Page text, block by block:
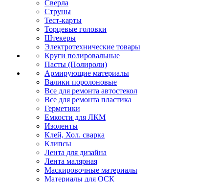
Сверла
Струны
Тест-карты
Торцевые головки
Штекеры
Электротехнические товары
Круги полировальные
Пасты (Полироли)
Армирующие материалы
Валики поролоновые
Все для ремонта автостекол
Все для ремонта пластика
Герметики
Емкости для ЛКМ
Изоленты
Клей, Хол. сварка
Клипсы
Лента для дизайна
Лента малярная
Маскировочные материалы
Материалы для ОСК